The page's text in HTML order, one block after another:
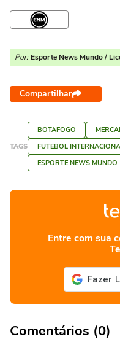
Por: Esporte News Mundo /
Compartilhar
TAGS
BOTAFOGO
FUTEBOL
ESPORTE NEWS MUNDO
Entre com sua
Comentários (0)